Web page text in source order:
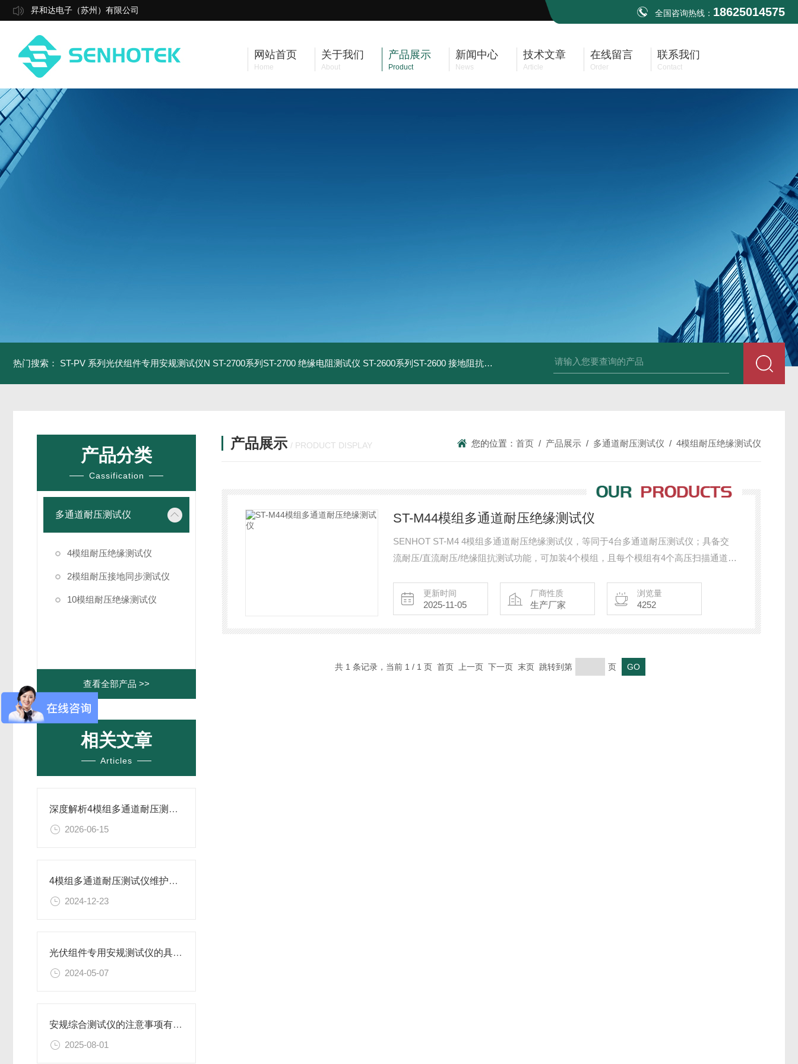
昇和达电子（苏州）有限公司 全国咨询热线： 18625014575
网站首页
Home
关于我们
About
产品展示
Product
新闻中心
News
技术文章
Article
在线留言
Order
联系我们
Contact
热门搜索： ST-PV 系列光伏组件专用安规测试仪N ST-2700系列ST-2700 绝缘电阻测试仪 ST-2600系列ST-2600 接地阻抗测试仪 ST-2404五合一安规测试仪 ST-2500系列ST-2500 500VA安规测试仪 ST-
产品分类
Cassification
多通道耐压测试仪
4模组耐压绝缘测试仪
2模组耐压接地同步测试仪
10模组耐压绝缘测试仪
查看全部产品 >>
相关文章
Articles
深度解析4模组多通道耐压测试仪的切换矩阵与隔离技术
2026-06-15
4模组多通道耐压测试仪维护与保养步骤
2024-12-23
光伏组件专用安规测试仪的具体作用和优点
2024-05-07
安规综合测试仪的注意事项有哪些?
2025-08-01
产品展示 / PRODUCT DISPLAY 您的位置： 首页 / 产品展示 / 多通道耐压测试仪 / 4模组耐压绝缘测试仪
ST-M44模组多通道耐压绝缘测试仪
SENHOT ST-M4 4模组多通道耐压绝缘测试仪，等同于4台多通道耐压测试仪；具备交
流耐压/直流耐压/绝缘阻抗测试功能，可加装4个模组，且每个模组有4个高压扫描通道，
adapter、马达等产能大，节拍快的自动化生产线上。
更新时间
2025-11-05
厂商性质
生产厂家
浏览量
4252
共 1 条记录，当前 1 / 1 页 首页 上一页 下一页 末页 跳转到第 页